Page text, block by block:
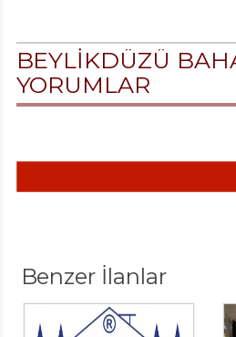
BEYLİKDÜZÜ
YORUMLAR
Benzer İlanlar